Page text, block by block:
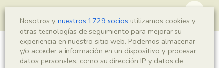
?Araucarites sp.
Nosotros y nuestros 1729 socios utilizamos cookies y
otras tecnologías de seguimiento para mejorar su
experiencia en nuestro sitio web. Podemos almacenar
y/o acceder a información en un dispositivo y procesar
datos personales, como su dirección IP y datos de